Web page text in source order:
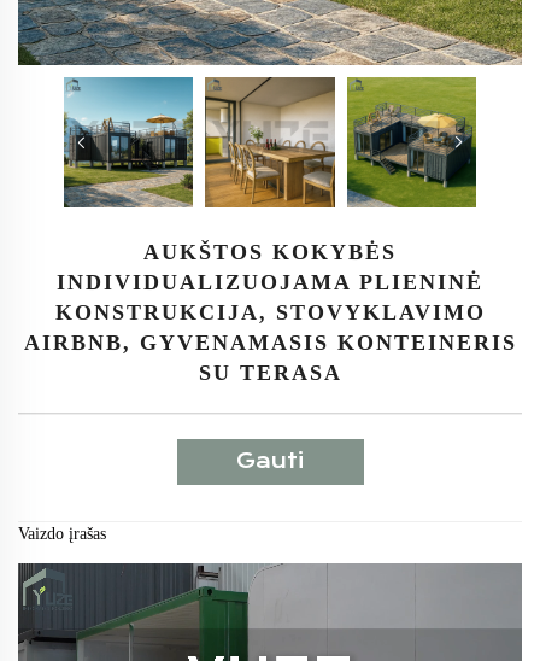
AUKŠTOS KOKYBĖS
INDIVIDUALIZUOJAMA PLIENINĖ
KONSTRUKCIJA, STOVYKLAVIMO
AIRBNB, GYVENAMASIS KONTEINERIS
SU TERASA
Gauti
Vaizdo įrašas